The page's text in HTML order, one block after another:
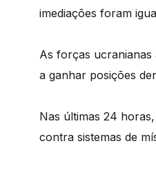
imediações foram
As forças
a ganhar posições
Nas últimas 24
contra sistemas de